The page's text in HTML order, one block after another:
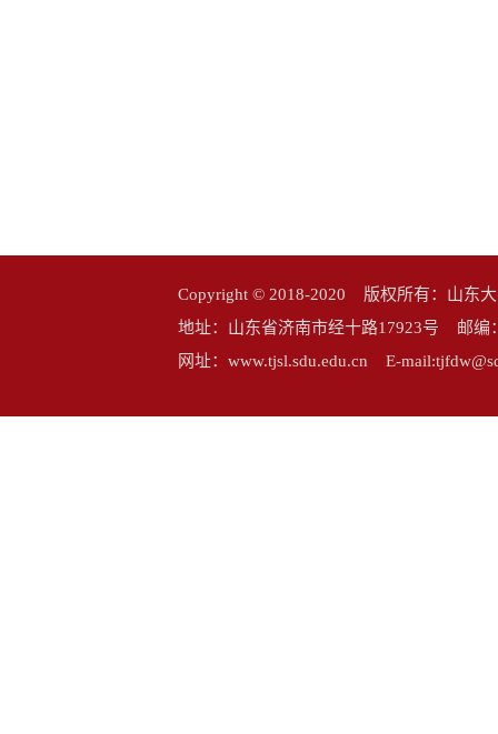
Copyright © 2018-2020 版权所有：山东
地址：山东省济南市经十路17923号 邮
网址：www.tjsl.sdu.edu.cn E-